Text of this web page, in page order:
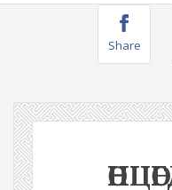
Share